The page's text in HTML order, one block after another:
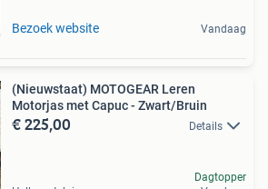
Bezoek website Vandaag
(Nieuwstaat) MOTOGEAR Leren
Motorjas met Capuc - Zwart/Bruin
€ 225,00 Details
Dagtopper